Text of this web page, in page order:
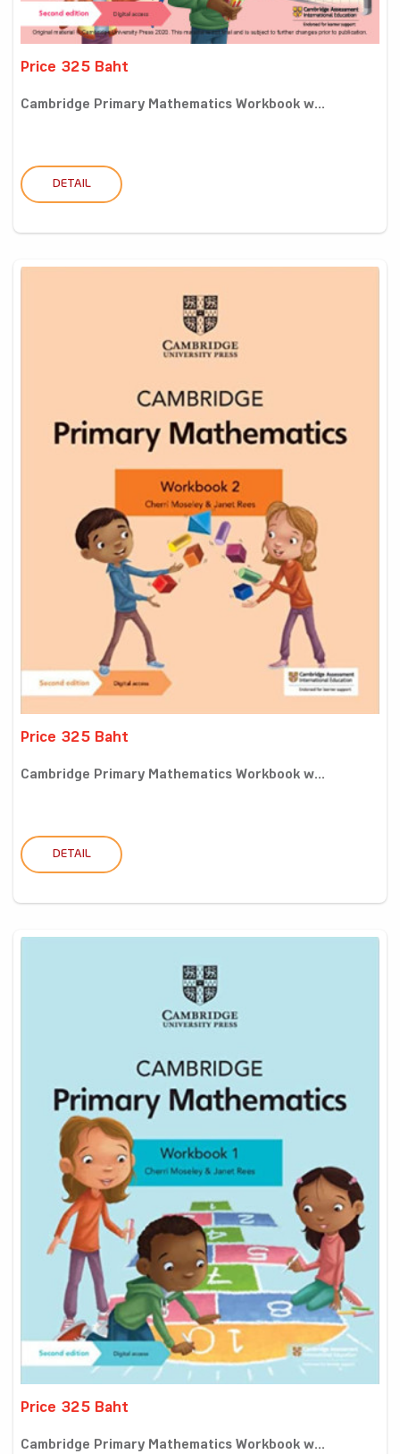
Price 325 Baht
Cambridge Primary Mathematics Workbook w...
DETAIL
Price 325 Baht
Cambridge Primary Mathematics Workbook w...
DETAIL
Price 325 Baht
Cambridge Primary Mathematics Workbook w...